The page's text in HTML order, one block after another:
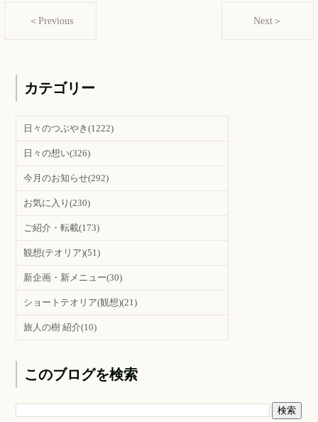
＜Previous Next＞
カテゴリー
日々のつぶやき(1222)
日々の想い(326)
今月のお知らせ(292)
お気に入り(230)
ご紹介・転載(173)
観想(テオリア)(51)
新企画・新メニュー(30)
ショートテオリア(観想)(21)
旅人の樹 紹介(10)
このブログを検索